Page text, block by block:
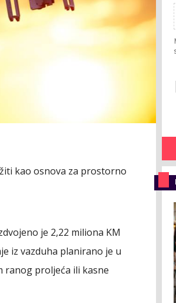
kao osnova za prostorno
je 2,22 miliona KM
iz vazduha planirano je u
ranog proljeća ili kasne